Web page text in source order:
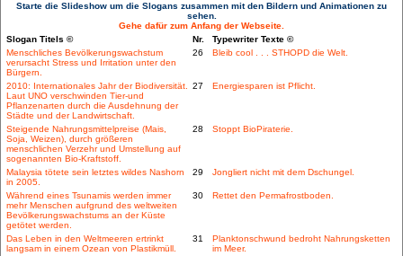
Starte die Slideshow um die Slogans zusammen mit den Bildern und Animationen zu
sehen.
Gehe dafür zum Anfang der Webseite.
Slogan Titels ©
Nr.
Typewriter Texte ©
Menschliches Bevölkerungswachstum
verursacht Stress und Irritation unter den
Bürgern.
26 Bleib cool . . . STHOPD die Welt.
2010: Internationales Jahr der Biodiversität.
Laut UNO verschwinden Tier-und
Pflanzenarten durch die Ausdehnung der
Städte und der Landwirtschaft.
27 Energiesparen ist Pflicht.
Steigende Nahrungsmittelpreise (Mais,
Soja, Weizen), durch größeren
menschlichen Verzehr und Umstellung auf
sogenannten Bio-Kraftstoff.
28 Stoppt BioPiraterie.
Malaysia tötete sein letztes wildes Nashorn
in 2005.
29 Jongliert nicht mit dem Dschungel.
Während eines Tsunamis werden immer
mehr Menschen aufgrund des weltweiten
Bevölkerungswachstums an der Küste
getötet werden.
30 Rettet den Permafrostboden.
Das Leben in den Weltmeeren ertrinkt
langsam in einem Ozean von Plastikmüll.
31
Planktonschwund bedroht Nahrungsketten
im Meer.